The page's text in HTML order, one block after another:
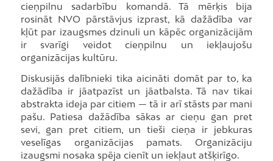
cieņpilnu sadarbību komandā. Tā mērķis bija
rosināt NVO pārstāvjus izprast, kā dažādība var
kļūt par izaugsmes dzinuli un kāpēc organizācijām
ir svarīgi veidot cieņpilnu un iekļaujošu
organizācijas kultūru.
Diskusijās dalībnieki tika aicināti domāt par to, ka
dažādība ir jāatpazīst un jāatbalsta. Tā nav tikai
abstrakta ideja par citiem — tā ir arī stāsts par mani
pašu. Patiesa dažādība sākas ar cieņu gan pret
sevi, gan pret citiem, un tieši cieņa ir jebkuras
veselīgas organizācijas pamats. Organizāciju
izaugsmi nosaka spēja cienīt un iekļaut atšķirīgo.